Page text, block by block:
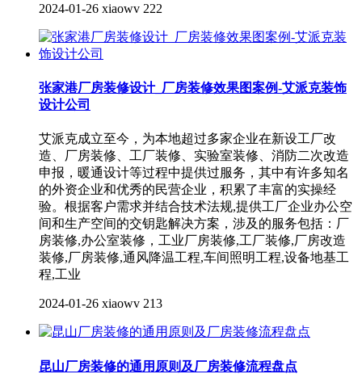
2024-01-26 xiaowv 222
张家港厂房装修设计_厂房装修效果图案例-艾派克装饰
设计公司
艾派克成立至今，为本地超过多家企业在新设工厂改
造、厂房装修、工厂装修、实验室装修、消防二次改造
申报，暖通设计等过程中提供过服务，其中有许多知名
的外资企业和优秀的民营企业，积累了丰富的实操经
验。根据客户需求并结合技术法规,提供工厂企业办公空
间和生产空间的交钥匙解决方案，涉及的服务包括：厂
房装修,办公室装修，工业厂房装修,工厂装修,厂房改造
装修,厂房装修,通风降温工程,车间照明工程,设备地基工
程,工业
2024-01-26 xiaowv 213
昆山厂房装修的通用原则及厂房装修流程盘点